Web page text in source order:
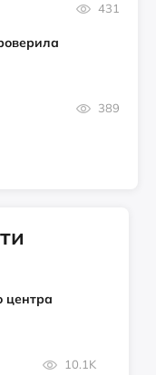
431
389
центра
10.1K